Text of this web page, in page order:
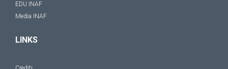
EDU INAF
Media INAF
LINKS